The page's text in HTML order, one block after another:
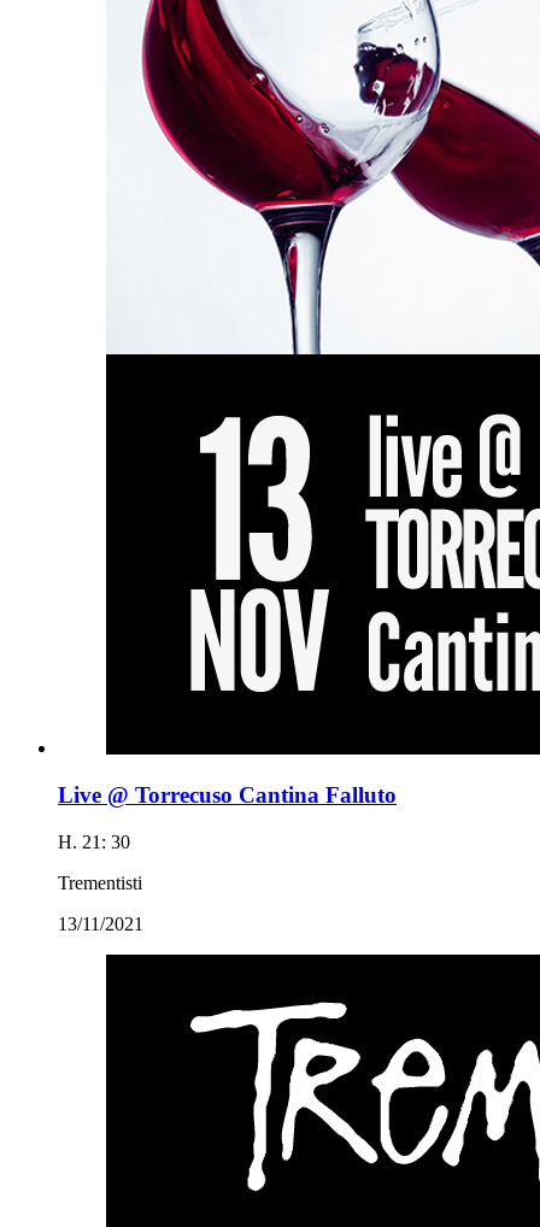
Live @ Torrecuso Cantina Falluto
H. 21: 30
Trementisti
13/11/2021